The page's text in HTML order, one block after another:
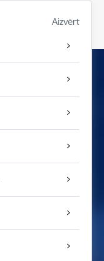
Aizvērt